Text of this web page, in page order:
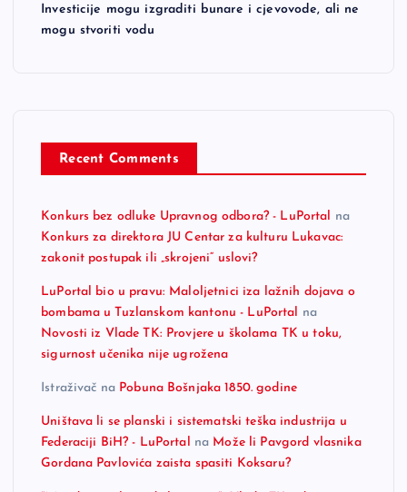
Investicije mogu izgraditi bunare i cjevovode, ali ne
mogu stvoriti vodu
Recent Comments
Konkurs bez odluke Upravnog odbora? - LuPortal na
Konkurs za direktora JU Centar za kulturu Lukavac:
zakonit postupak ili „skrojeni“ uslovi?
LuPortal bio u pravu: Maloljetnici iza lažnih dojava o
bombama u Tuzlanskom kantonu - LuPortal na
Novosti iz Vlade TK: Provjere u školama TK u toku,
sigurnost učenika nije ugrožena
Istraživač na Pobuna Bošnjaka 1850. godine
Uništava li se planski i sistematski teška industrija u
Federaciji BiH? - LuPortal na Može li Pavgord vlasnika
Gordana Pavlovića zaista spasiti Koksaru?